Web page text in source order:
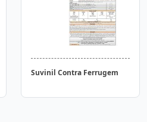
Suvinil Contra Ferrugem